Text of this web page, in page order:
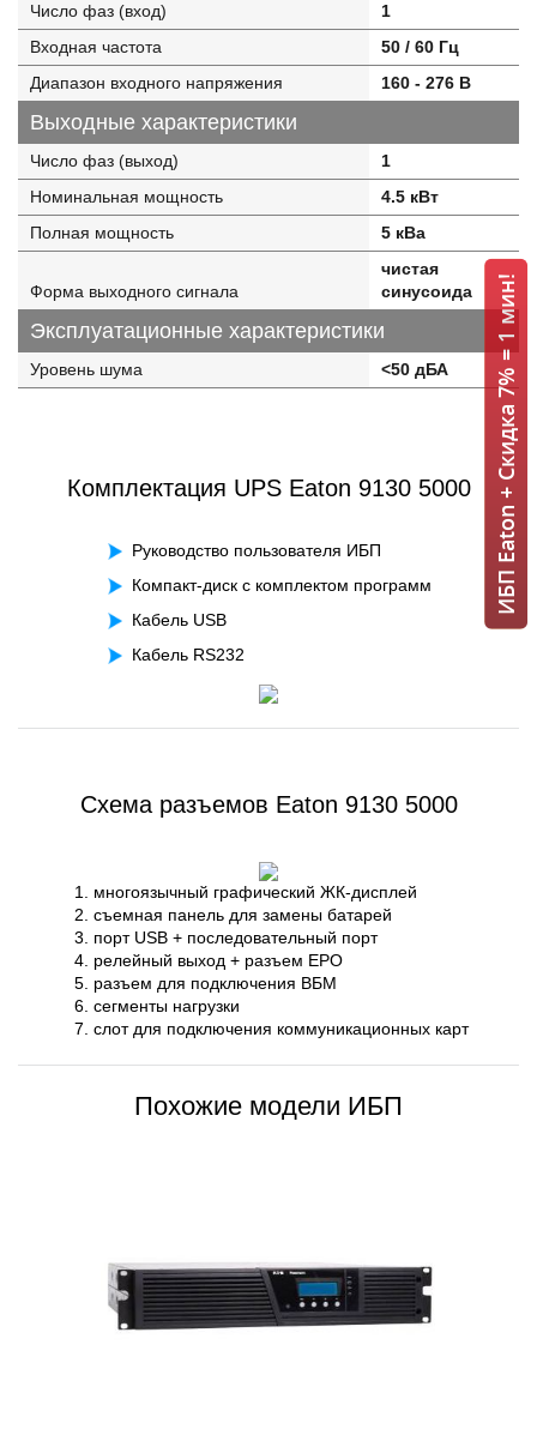
Число фаз (вход)
1
Входная частота
50 / 60 Гц
Диапазон входного напряжения
160 - 276 В
Выходные характеристики
Число фаз (выход)
1
Номинальная мощность
4.5 кВт
Полная мощность
5 кВа
Форма выходного сигнала
чистая
синусоида
Эксплуатационные характеристики
Уровень шума <50 дБА
Комплектация UPS Eaton 9130 5000
Руководство пользователя ИБП
Компакт-диск с комплектом программ
Кабель USB
Кабель RS232
Схема разъемов Eaton 9130 5000
многоязычный графический ЖК-дисплей
съемная панель для замены батарей
порт USB + последовательный порт
релейный выход + разъем EPO
разъем для подключения ВБМ
сегменты нагрузки
слот для подключения коммуникационных карт
Похожие модели ИБП
ИБП Eaton + Скидка 7% = 1 мин!